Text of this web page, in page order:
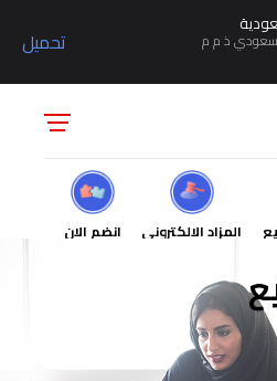
تحميل ذ م م
المزاد الالكتروني انضم الان